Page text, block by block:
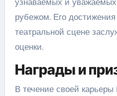
рубежом. Его
театральной сцене
оценки.
Награды и
В течение своей